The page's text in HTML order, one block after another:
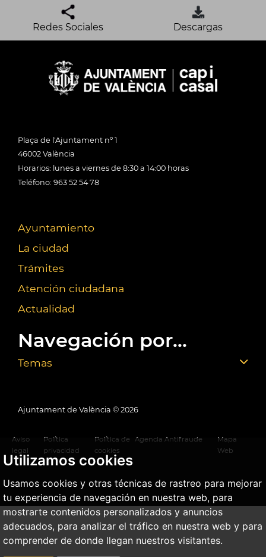
Utilizamos cookies
Usamos cookies y otras técnicas de rastreo para mejorar
tu experiencia de navegación en nuestra web, para
mostrarte contenidos personalizados y anuncios
adecuados, para analizar el tráfico en nuestra web y para
comprender de donde llegan nuestros visitantes.
Redes Sociales Descargas
Plaça de l'Ajuntament nº 1
46002 València
Horarios: lunes a viernes de 8:30 a 14:00 horas
Teléfono: 963 52 54 78
Ayuntamiento
La ciudad
Trámites
Atención ciudadana
Actualidad
Navegación por...
Temas
Ajuntament de València © 2026
Aviso
legal
Política
privacidad
Política de
cookies
Agencia Antifraude
Mapa
Web